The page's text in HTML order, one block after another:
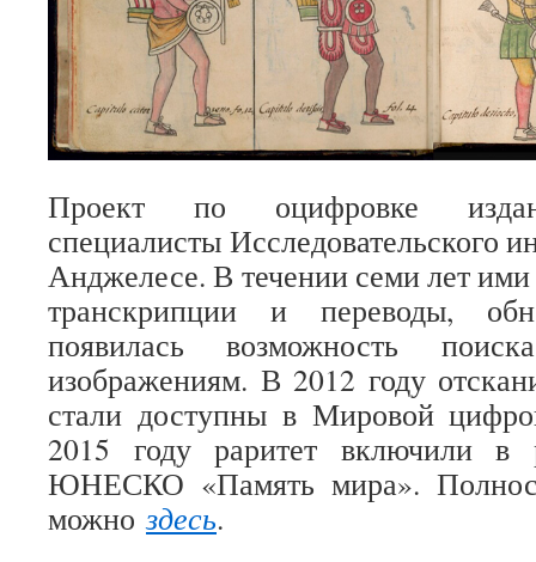
Проект по оцифровке
специалисты Исследовательского
Анджелесе. В течении семи лет
транскрипции и переводы,
появилась возможность
изображениям. В 2012 году
стали доступны в Мировой
2015 году раритет включили в
ЮНЕСКО «Память мира».
можноздесь.